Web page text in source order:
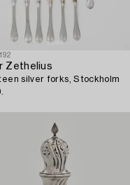
Zethelius
silver forks, Stockholm